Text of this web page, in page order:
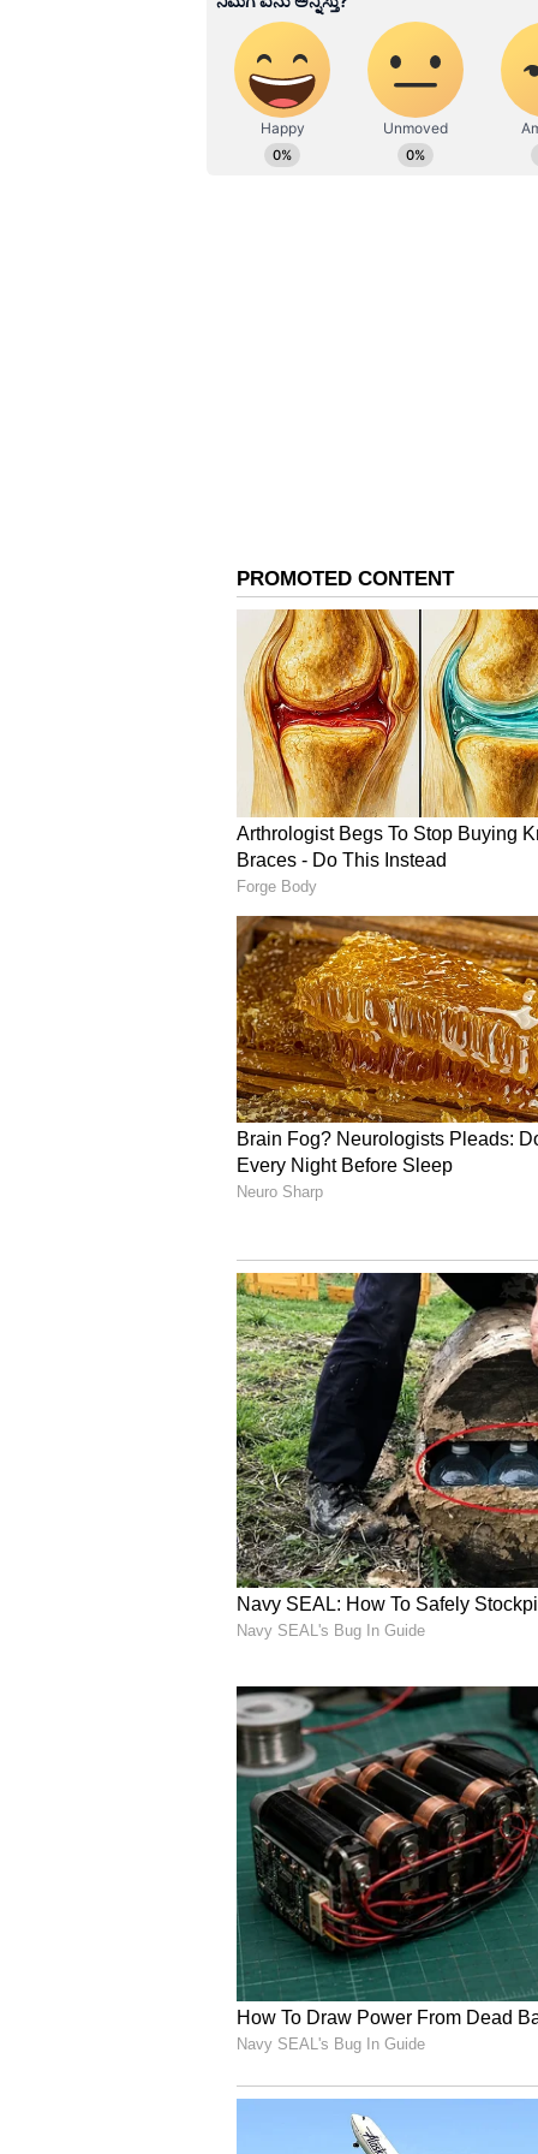
ಇತ್ತೀಚಿನ ಅಧ್ಯಯನದ ಪ್ರಕಾರ,
ಅಪಸಾಮಾನ್ಯ ಔಷಧಗಳನ್ನು
ಅಧ್ಯಯನವು ಕಂಡುಹಿಡಿದಿದೆ. ಮತ್ತು
ಕಡಿಮೆಯಾಗಿದೆ ಎಂದು ಹೇಳಲಾಗಿದೆ..
Sexual Wellness: ವಯಾಗ್ರ ಜೊತೆ
ವಯಾಗ್ರ ಮಹಿಳೆಯರ ಮೇಲೂ ಪರಿಣಾಮ
ವಯಾಗ್ರವನ್ನು ಮಹಿಳೆ Woman)ಯರಲ್ಲಿ
ನೀಡಲು ಬಳಸಬಹುದು ಎಂದು ಡಾ
ಕಡಿಮೆ ಪರಾಕಾಷ್ಠೆಗಳು ಸೇರಿವೆ. ಹಾಸಿಗೆಯಲ್ಲಿ
ಲೈಂಗಿಕ ಅಪಸಾಮಾನ್ಯ ಕ್ರಿಯೆಗಳಲ್ಲಿ ಒಂದು
ಒಳಗೊಂಡಿರುತ್ತದೆ ಎಂದು ತಜ್ಞರು
ಕ್ಯಾನ್ಸರ್, ಮಧುಮೇಹ (Diabetes)